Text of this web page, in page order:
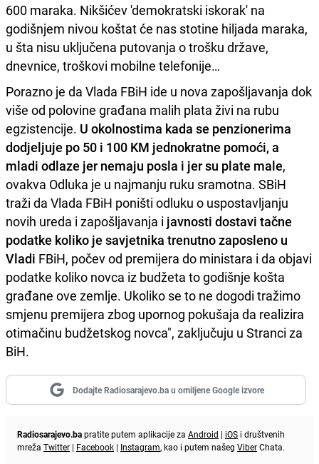
600 maraka. Nikšićev 'demokratski iskorak' na
godišnjem nivou koštat će nas stotine hiljada maraka,
u šta nisu uključena putovanja o trošku države,
dnevnice, troškovi mobilne telefonije…
Porazno je da Vlada FBiH ide u nova zapošljavanja dok
više od polovine građana malih plata živi na rubu
egzistencije. U okolnostima kada se penzionerima
dodjeljuje po 50 i 100 KM jednokratne pomoći, a
mladi odlaze jer nemaju posla i jer su plate male,
ovakva Odluka je u najmanju ruku sramotna. SBiH
traži da Vlada FBiH poništi odluku o uspostavljanju
novih ureda i zapošljavanja i javnosti dostavi tačne
podatke koliko je savjetnika trenutno zaposleno u
Vladi FBiH, počev od premijera do ministara i da objavi
podatke koliko novca iz budžeta to godišnje košta
građane ove zemlje. Ukoliko se to ne dogodi tražimo
smjenu premijera zbog upornog pokušaja da realizira
otimačinu budžetskog novca", zaključuju u Stranci za
BiH.
Dodajte Radiosarajevo.ba u omiljene Google izvore
Radiosarajevo.bapratite putem aplikacije za Android | iOS i društvenih
mreža Twitter | Facebook | Instagram, kao i putem našeg ViberChata.